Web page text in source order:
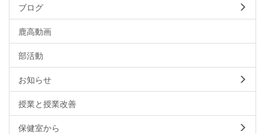
ブログ
鹿高動画
部活動
お知らせ
授業と授業改善
保健室から